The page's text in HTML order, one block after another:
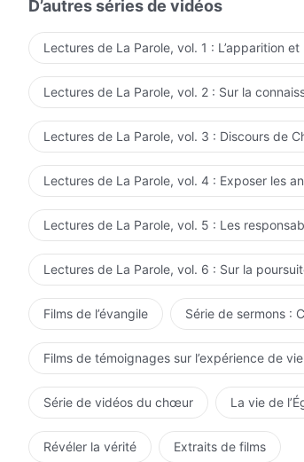
D’autres séries de vidéos
Lectures de La Parole, vol. 1 : L’apparition
Lectures de La Parole, vol. 2 : Sur la
Lectures de La Parole, vol. 3 : Discours de
Lectures de La Parole, vol. 4 : Exposer les
Lectures de La Parole, vol. 5 : Les
Lectures de La Parole, vol. 6 : Sur la
Films de l’évangile Série de sermons :
Films de témoignages sur l’expérience de vie
Série de vidéos du chœur La vie de
Révéler la vérité Extraits de films